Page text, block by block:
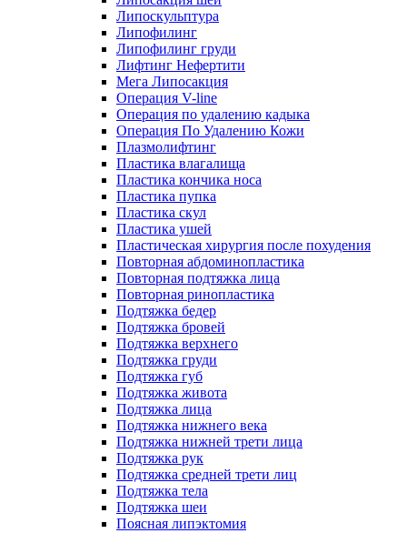
Липоскульптура
Липофилинг
Липофилинг груди
Лифтинг Нефертити
Мега Липосакция
Операция V-line
Операция по удалению кадыка
Операция По Удалению Кожи
Плазмолифтинг
Пластика влагалища
Пластика кончика носа
Пластика пупка
Пластика скул
Пластика ушей
Пластическая хирургия после похудения
Повторная абдоминопластика
Повторная подтяжка лица
Повторная ринопластика
Подтяжка бедер
Подтяжка бровей
Подтяжка верхнего
Подтяжка груди
Подтяжка губ
Подтяжка живота
Подтяжка лица
Подтяжка нижнего века
Подтяжка нижней трети лица
Подтяжка рук
Подтяжка средней трети лиц
Подтяжка тела
Подтяжка шеи
Поясная липэктомия